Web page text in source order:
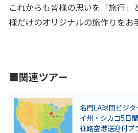
これからも皆様の思いを「旅行」
様だけのオリジナルの旅作りをお
■関連ツアー
名門LA球団ビジ
イ州・シカゴ5日
往路空港送迎付プ